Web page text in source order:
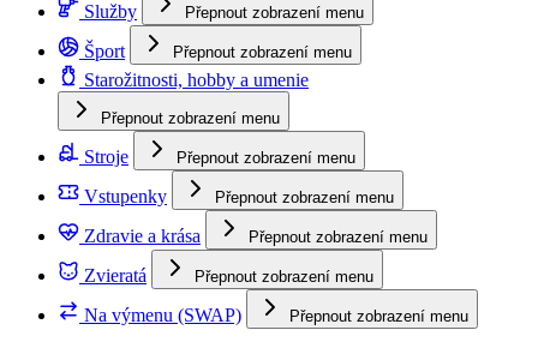
Služby Přepnout zobrazení menu
Šport Přepnout zobrazení menu
Starožitnosti, hobby a umenie
Přepnout zobrazení menu
Stroje Přepnout zobrazení menu
Vstupenky Přepnout zobrazení menu
Zdravie a krása Přepnout zobrazení menu
Zvieratá Přepnout zobrazení menu
Na výmenu (SWAP) Přepnout zobrazení menu